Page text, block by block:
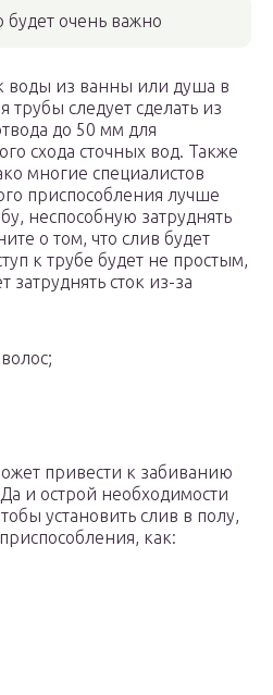
будет очень важно
воды из ванны или душа в
следует сделать из
до 50 мм для
схода сточных вод. Также
многие специалистов
приспособления лучше
неспособную затруднять
о том, что слив будет
к трубе будет не простым,
затруднять сток из-за
привести к забиванию
и острой необходимости
установить слив в полу,
как: